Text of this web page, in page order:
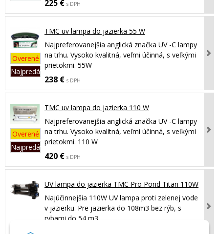
225 € s DPH
Overené
Najpredávanejší
TMC uv lampa do jazierka 55 W
Najpreferovanejšia anglická značka UV -C lampy
na trhu. Vysoko kvalitná, veľmi účinná, s veľkými
prietokmi. 55W
238 € s DPH
Overené
Najpredávanejší
TMC uv lampa do jazierka 110 W
Najpreferovanejšia anglická značka UV -C lampy
na trhu. Vysoko kvalitná, veľmi účinná, s veľkými
prietokmi. 110 W
420 € s DPH
UV lampa do jazierka TMC Pro Pond Titan 110W
Najúčinnejšia 110W UV lampa proti zelenej vode
v jazierku. Pre jazierka do 108m3 bez rýb, s
rybami do 54 m3.